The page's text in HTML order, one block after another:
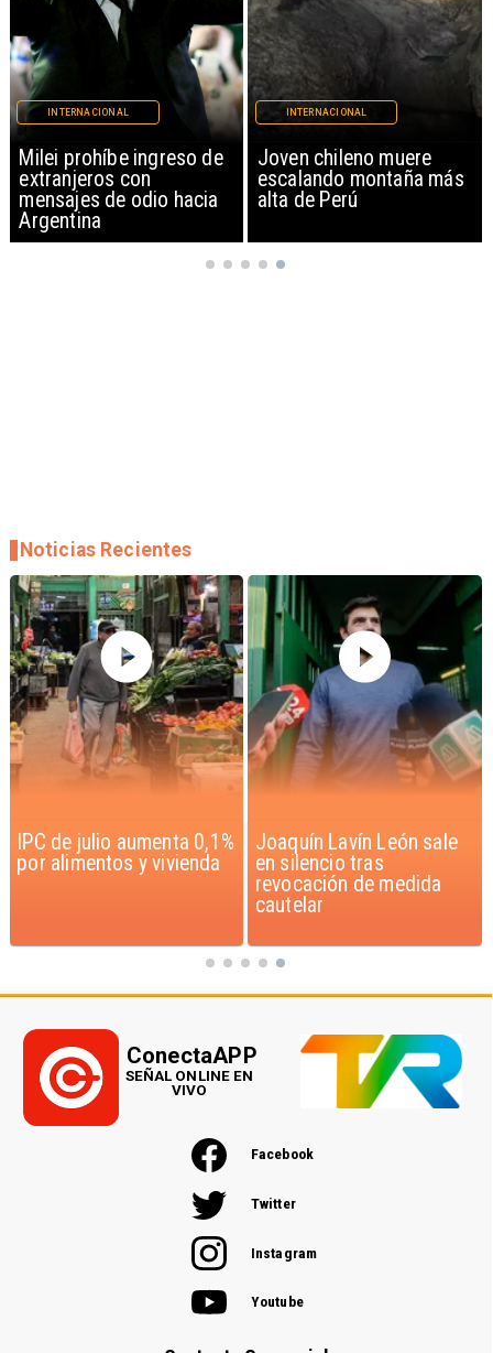
Milei prohíbe ingreso de
extranjeros con
mensajes de odio hacia
Argentina
INTERNACIONAL
Joven chileno muere
escalando montaña más
alta de Perú
INTERNACIONAL
Joaquín Lavín León sale
en silencio tras
Chile y Venezuela
formalizan reinicio de
relaciones consulares
Noticias Recientes
Facebook
Twitter
Instagram
Youtube
ConectaAPP
SEÑAL ONLINE EN
VIVO